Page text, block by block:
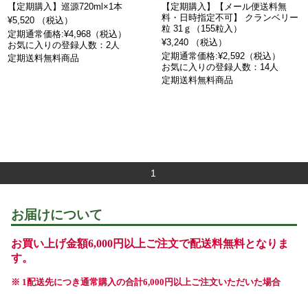
【定期購入】巡源720ml×1本
¥5,520 （税込）
定期通常価格:¥4,968（税込）
お気に入りの登録人数：2人
定期送料無料商品
【定期購入】【メール便送料無
料・日時指定不可】 クランベリー
粒 31ｇ（155粒入）
¥3,240 （税込）
定期通常価格:¥2,592（税込）
お気に入りの登録人数：14人
定期送料無料商品
1